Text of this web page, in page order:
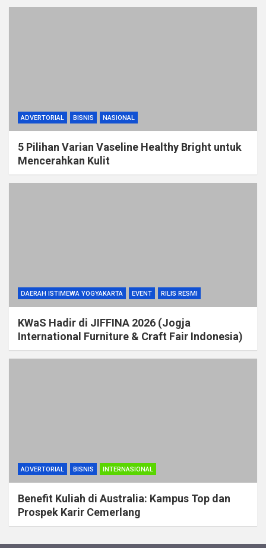
ADVERTORIAL BISNIS NASIONAL
5 Pilihan Varian Vaseline Healthy Bright untuk
Mencerahkan Kulit
DAERAH ISTIMEWA YOGYAKARTA EVENT RILIS RESMI
KWaS Hadir di JIFFINA 2026 (Jogja
International Furniture & Craft Fair Indonesia)
ADVERTORIAL BISNIS INTERNASIONAL
Benefit Kuliah di Australia: Kampus Top dan
Prospek Karir Cemerlang